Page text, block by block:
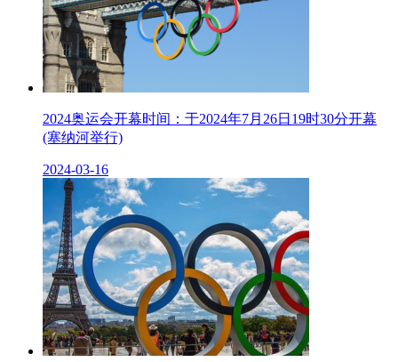
2024奥运会开幕时间：于2024年7月26日19时30分开幕
(塞纳河举行)
2024-03-16